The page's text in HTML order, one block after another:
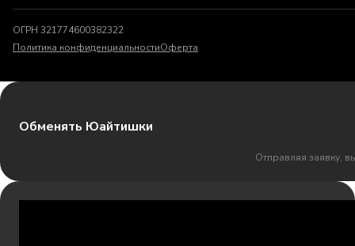
ОГРН 321774600382322
Политика конфиденциальностиОферта
Обменять Юайтишки
Отправляя заявку,